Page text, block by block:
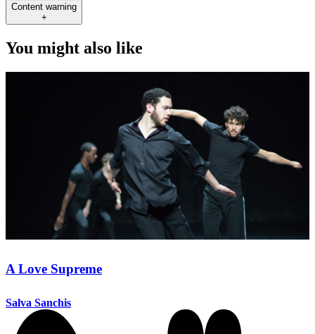
Content warning
+
You might also like
A Love Supreme
Salva Sanchis